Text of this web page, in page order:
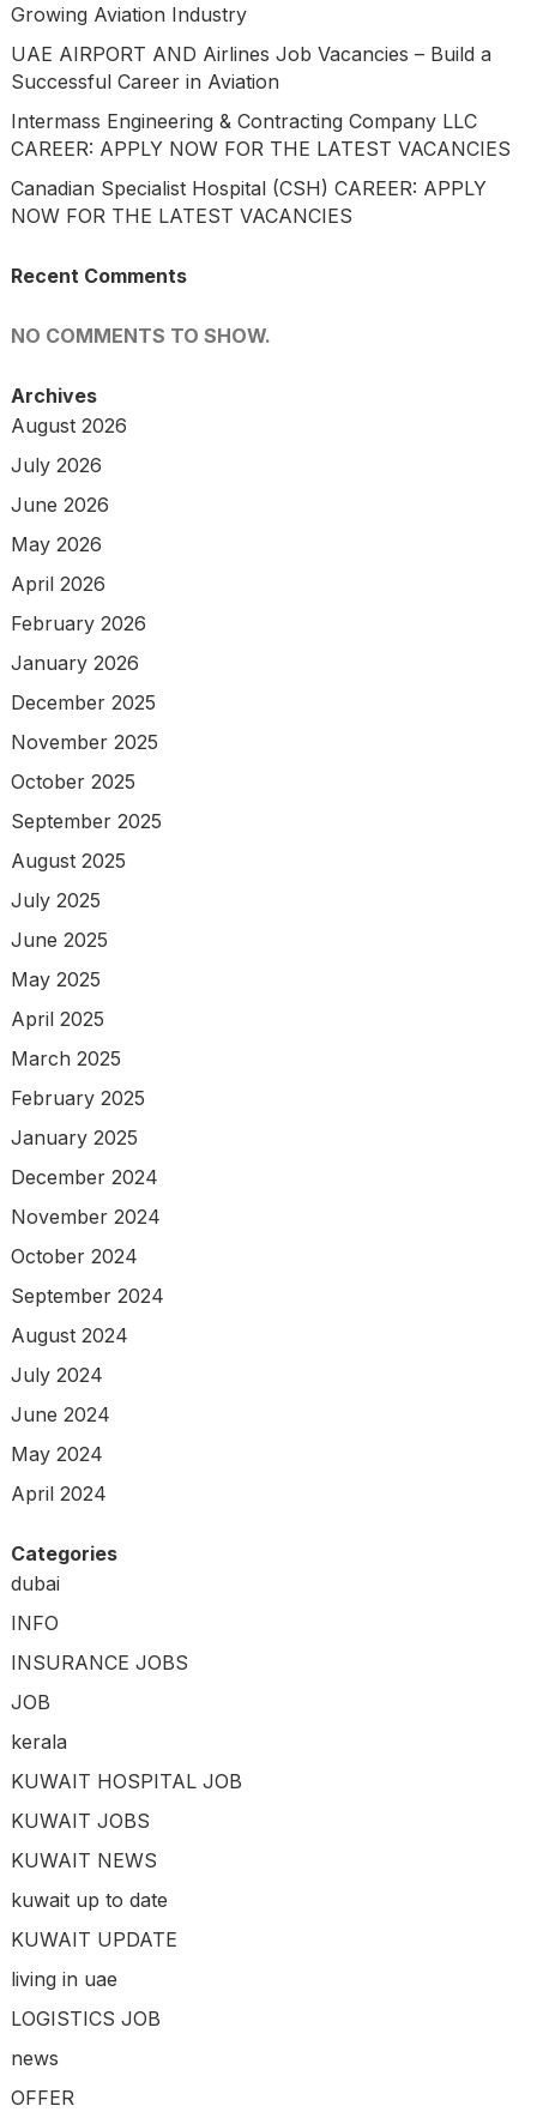
Growing Aviation Industry
UAE AIRPORT AND Airlines Job Vacancies – Build a
Successful Career in Aviation
Intermass Engineering & Contracting Company LLC
CAREER: APPLY NOW FOR THE LATEST VACANCIES
Canadian Specialist Hospital (CSH) CAREER: APPLY
NOW FOR THE LATEST VACANCIES
Recent Comments
NO COMMENTS TO SHOW.
Archives
August 2026
July 2026
June 2026
May 2026
April 2026
February 2026
January 2026
December 2025
November 2025
October 2025
September 2025
August 2025
July 2025
June 2025
May 2025
April 2025
March 2025
February 2025
January 2025
December 2024
November 2024
October 2024
September 2024
August 2024
July 2024
June 2024
May 2024
April 2024
Categories
dubai
INFO
INSURANCE JOBS
JOB
kerala
KUWAIT HOSPITAL JOB
KUWAIT JOBS
KUWAIT NEWS
kuwait up to date
KUWAIT UPDATE
living in uae
LOGISTICS JOB
news
OFFER